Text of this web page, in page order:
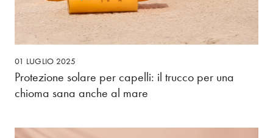
01 LUGLIO 2025
Protezione solare per capelli: il trucco per una
chioma sana anche al mare